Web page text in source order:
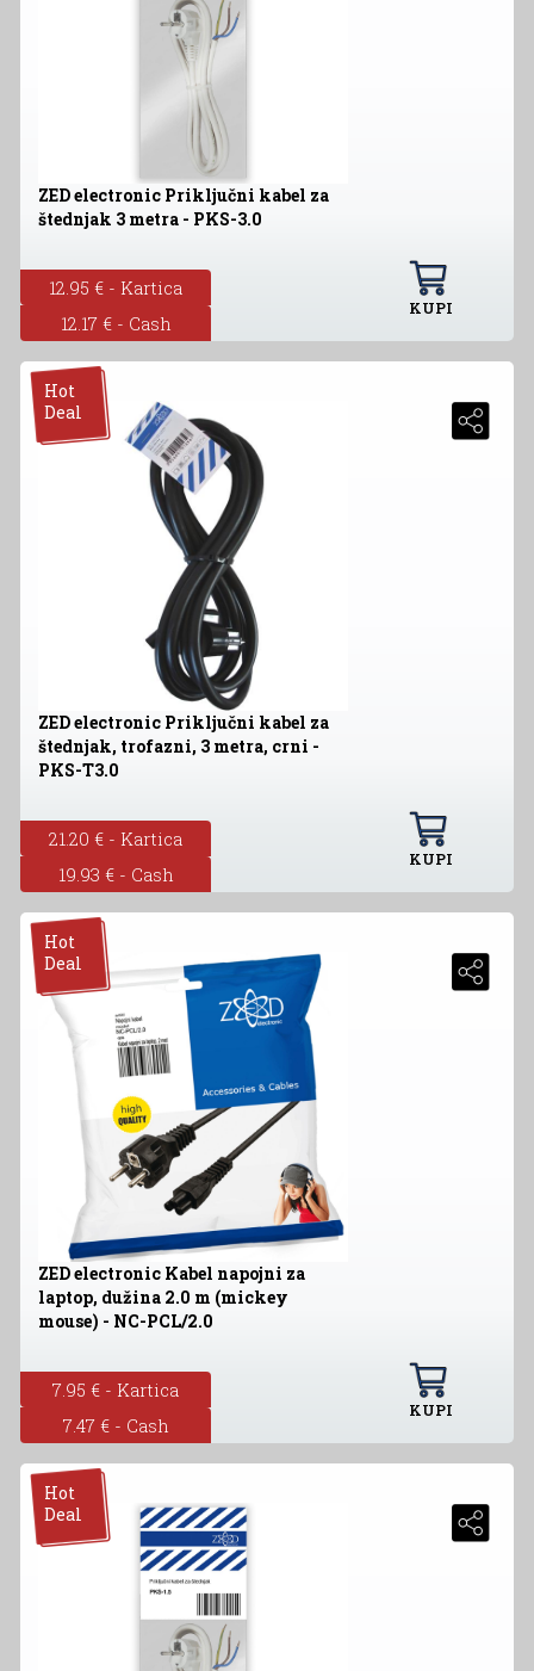
ZED electronic Priključni kabel za
štednjak 3 metra - PKS-3.0
12.95 € - Kartica
12.17 € - Cash
KUPI
Hot
Deal
ZED electronic Priključni kabel za
štednjak, trofazni, 3 metra, crni -
PKS-T3.0
21.20 € - Kartica
19.93 € - Cash
KUPI
Hot
Deal
ZED electronic Kabel napojni za
laptop, dužina 2.0 m (mickey
mouse) - NC-PCL/2.0
7.95 € - Kartica
7.47 € - Cash
KUPI
Hot
Deal